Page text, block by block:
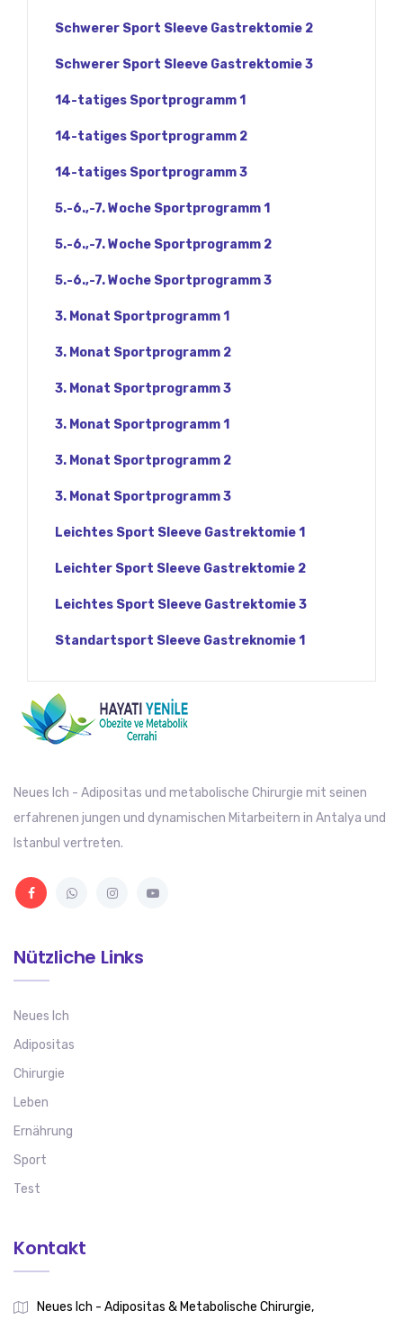
Schwerer Sport Sleeve Gastrektomie 2
Schwerer Sport Sleeve Gastrektomie 3
14-tatiges Sportprogramm 1
14-tatiges Sportprogramm 2
14-tatiges Sportprogramm 3
5.-6.,-7. Woche Sportprogramm 1
5.-6.,-7. Woche Sportprogramm 2
5.-6.,-7. Woche Sportprogramm 3
3. Monat Sportprogramm 1
3. Monat Sportprogramm 2
3. Monat Sportprogramm 3
3. Monat Sportprogramm 1
3. Monat Sportprogramm 2
3. Monat Sportprogramm 3
Leichtes Sport Sleeve Gastrektomie 1
Leichter Sport Sleeve Gastrektomie 2
Leichtes Sport Sleeve Gastrektomie 3
Standartsport Sleeve Gastreknomie 1
Neues Ich - Adipositas und metabolische Chirurgie mit seinen
erfahrenen jungen und dynamischen Mitarbeitern in Antalya und
Istanbul vertreten.
Nützliche Links
Neues Ich
Adipositas
Chirurgie
Leben
Ernährung
Sport
Test
Kontakt
Neues Ich - Adipositas & Metabolische Chirurgie,